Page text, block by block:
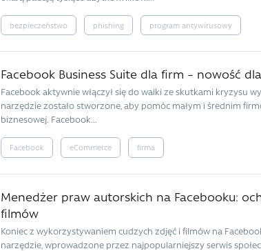
bezpieczeństwo phishing program antywirusowy
Facebook Business Suite dla firm – nowość
Facebook aktywnie włączył się do walki ze skutkami kryzysu
narzędzie zostało stworzone, aby pomóc małym i średnim
biznesowej. Facebook...
Facebook eCommerce firma
Menedżer praw autorskich na Facebooku:
filmów
Koniec z wykorzystywaniem cudzych zdjęć i filmów na
narzędzie, wprowadzone przez najpopularniejszy serwis